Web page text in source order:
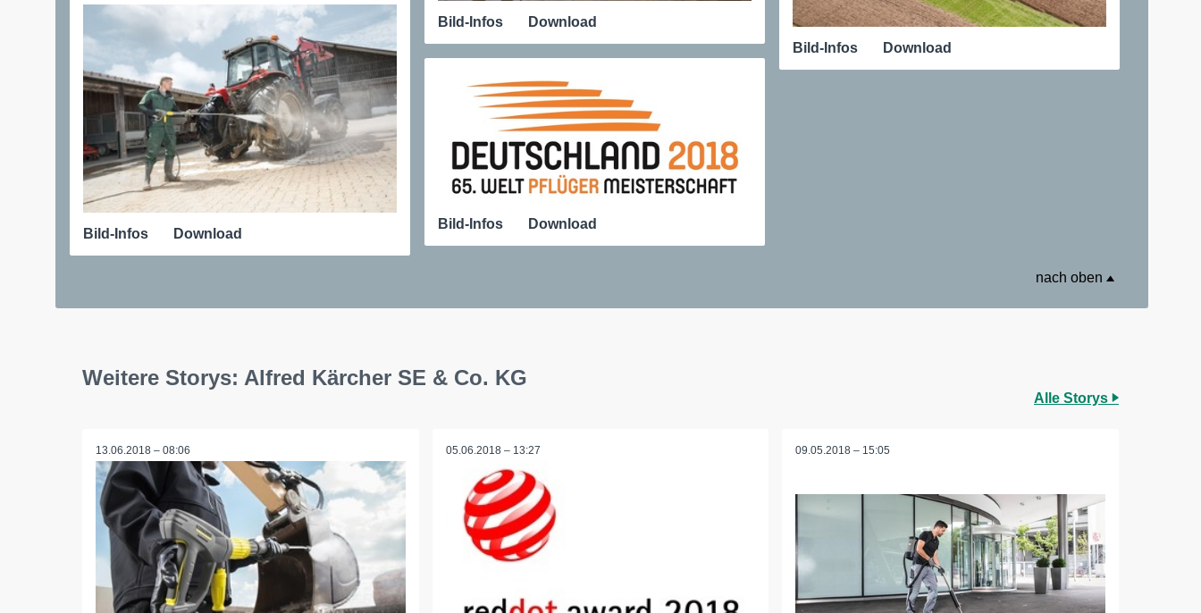
Bild-Infos Download
Bild-Infos Download
Bild-Infos Download
Bild-Infos Download
nach oben
Weitere Storys: Alfred Kärcher SE & Co. KG
Alle Storys
13.06.2018 – 08:06 05.06.2018 – 13:27 09.05.2018 – 15:05